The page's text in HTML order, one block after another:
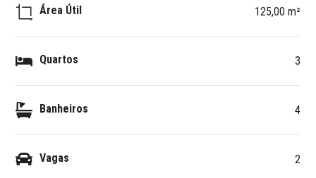
Área Útil 125,00 m²
Quartos 3
Banheiros 4
Vagas 2